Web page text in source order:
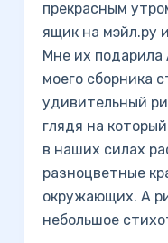
прекрасным
ящик на мэйл.ру
Мне их
моего сборника
удивительный
глядя на
в наших силах
разноцветные
окружающих. А
небольшое